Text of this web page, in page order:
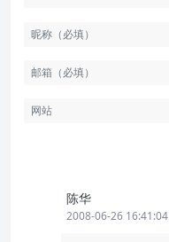
陈华
2008-06-26 16:41:04